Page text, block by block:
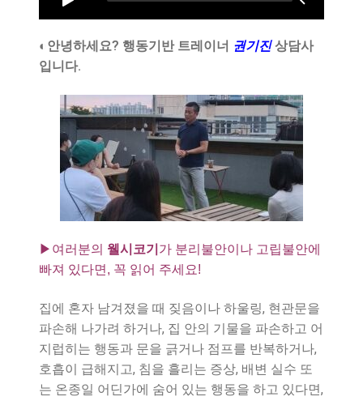
◐안녕하세요? 행동기반 트레이너 권기진 상담사
입니다.
▶여러분의 웰시코기 가 분리불안이나 고립불안에
빠져 있다면, 꼭 읽어 주세요!
집에 혼자 남겨졌을 때 짖음이나 하울링, 현관문을
파손해 나가려 하거나, 집 안의 기물을 파손하고 어
지럽히는 행동과 문을 긁거나 점프를 반복하거나,
호흡이 급해지고, 침을 흘리는 증상, 배변 실수 또
는 온종일 어딘가에 숨어 있는 행동을 하고 있다면,